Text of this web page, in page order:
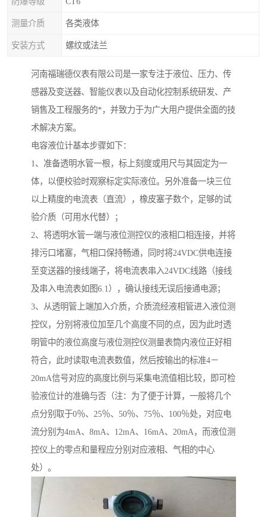
测量介质 各类液体
安装方式 螺纹或法兰
河南福瑞德仪表有限公司是一家专注于液位、压力、传
感器及变送器、智能仪表以及自动化控制系统研发、产
销售及工程服务的*，并致力于为广大用户提供全面的技
术解决方案。
电容液位计基本步骤如下：
1、准备透明水管一根，标上刻度或用尺与其固定为一
体，以便校验时观察标定实际液位。另外准备一块三位
以上精度的电流表（直流），橡皮塞子数个，足够的试
验介质（可用水代替）；
2、将透明水管一端与液位测控仪的液相口相连接，并将
排污口堵塞，气相口保持畅通，同时将24VDC供电连接
至变送器的接线端子，将电流表串入24VDC线路（接线
及串入电流表如图6.1），确认接线无误后接通电源；
3、从透明管上端加入介质，介质流经液相管进入液位测
控仪，分别将液位加至几个高度不同的点，因为此时透
明管中的液位高度与液位测控仪测量表筒内液位正好相
符合，此时读取电流表数值，然后按输出的标准4－
20mA信号对应的高度比例与采集电流值相比较，即可检
验液位计的准确与否（注：为了便于计算，一般将几个
点分别取于0％、25％、50％、75％、100％处，对应电
流分别为4mA、8mA、12mA、16mA、20mA，而液位测
控仪上的零点和量程应分别对应液相、气相的中心
处）。